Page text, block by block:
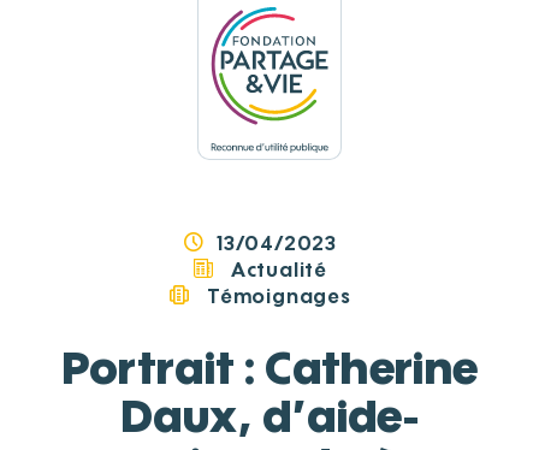
13/04/2023
Actualité
Témoignages
Portrait : Catherine
Daux, d’aide-
Panneau de gestion des cookies